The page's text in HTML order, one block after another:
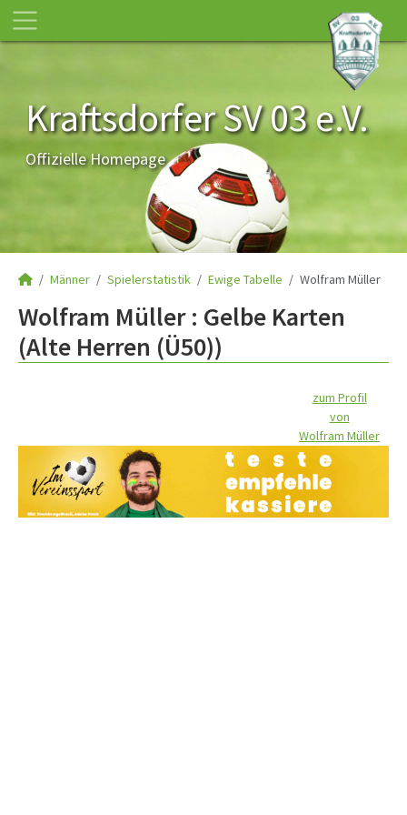
Kraftsdorfer SV 03 e.V.
Offizielle Homepage
Männer Spielerstatistik Ewige Tabelle Wolfram Müller
Wolfram Müller : Gelbe Karten
(Alte Herren (Ü50))
zum Profil
von
Wolfram Müller